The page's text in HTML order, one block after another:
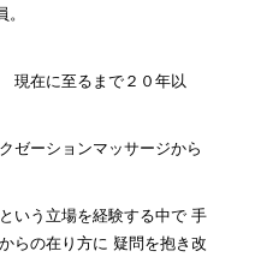
現在に至るまで２０年以
ゼーションマッサージから
いう立場を経験する中で 手
らの在り方に 疑問を抱き改